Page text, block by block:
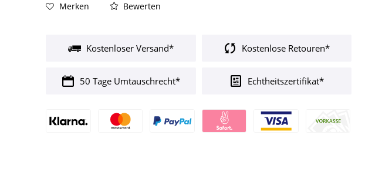
Merken Bewerten
Kostenloser Versand* Kostenlose Retouren*
50 Tage Umtauschrecht* Echtheitszertifikat*